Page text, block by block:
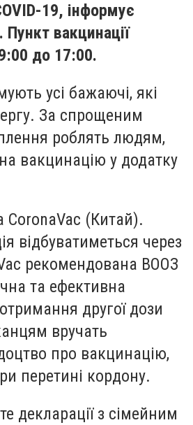
19, інформує
вакцинації
до 17:00.
усі бажаючі, які
За спрощеним
роблять людям,
вакцинацію у додатку
(Китай).
відбуватиметься через
рекомендована ВООЗ
та ефективна
другої дози
вручать
про вакцинацію,
перетині кордону.
декларації з сімейним